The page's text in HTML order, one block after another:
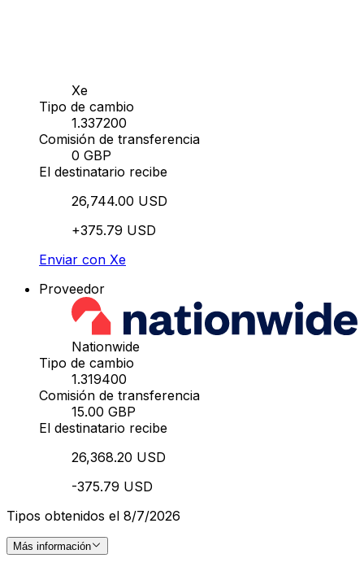
Xe
Tipo de cambio
1.337200
Comisión de transferencia
0 GBP
El destinatario recibe
26,744.00 USD
+375.79 USD
Enviar con Xe
Proveedor
Nationwide
Tipo de cambio
1.319400
Comisión de transferencia
15.00 GBP
El destinatario recibe
26,368.20 USD
-375.79 USD
Tipos obtenidos el 8/7/2026
Más información